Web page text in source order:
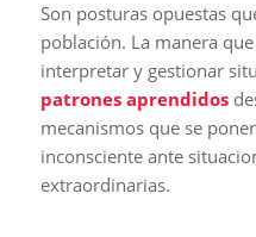
Son posturas opuestas
población. La manera
interpretar y gestionar
patrones aprendidos
mecanismos que se
inconsciente ante
extraordinarias.